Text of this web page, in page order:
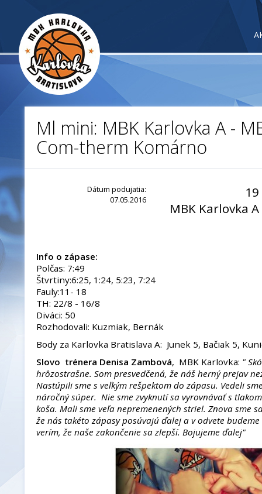
Ml mini: MBK Karlovka A -
Com-therm Komárno
Dátum podujatia:
07.05.2016
19
MBK Karlovka A
Info o zápase:
Polčas: 7:49
Štvrtiny:6:25, 1:24, 5:23, 7:24
Fauly:11- 18
TH: 22/8 - 16/8
Diváci: 50
Rozhodovali: Kuzmiak, Bernák
Body za Karlovka Bratislava A: Junek 5, Bačiak 5,
Slovo trénera Denisa Zambová, MBK Karlovka: "
hrôzostrašne. Som presvedčená, že náš herný prejav
Nastúpili sme s veľkým rešpektom do zápasu. Vedeli
náročný súper. Nie sme zvyknutí sa vyrovnávať s
koša. Mali sme veľa nepremenených striel. Znova sme
že nás takéto zápasy posúvajú ďalej a v odvete
verím, že naše zakončenie sa zlepší. Bojujeme ďalej"